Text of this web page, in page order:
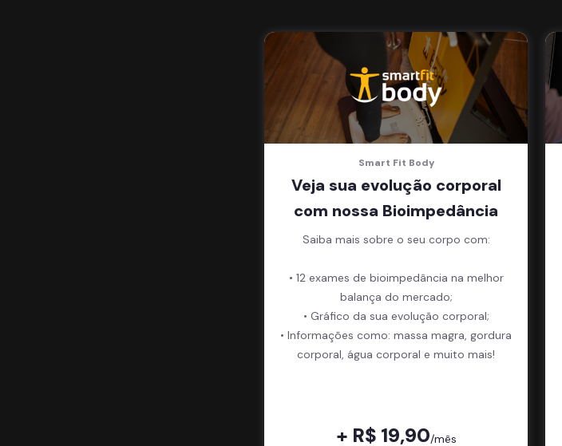
Smart Fit Body
Veja sua evolução corporal
com nossa Bioimpedância
Saiba mais sobre o seu corpo com:
• 12 exames de bioimpedância na melhor
balança do mercado;
• Gráfico da sua evolução corporal;
• Informações como: massa magra, gordura
corporal, água corporal e muito mais!
+ R$ 19,90/mês